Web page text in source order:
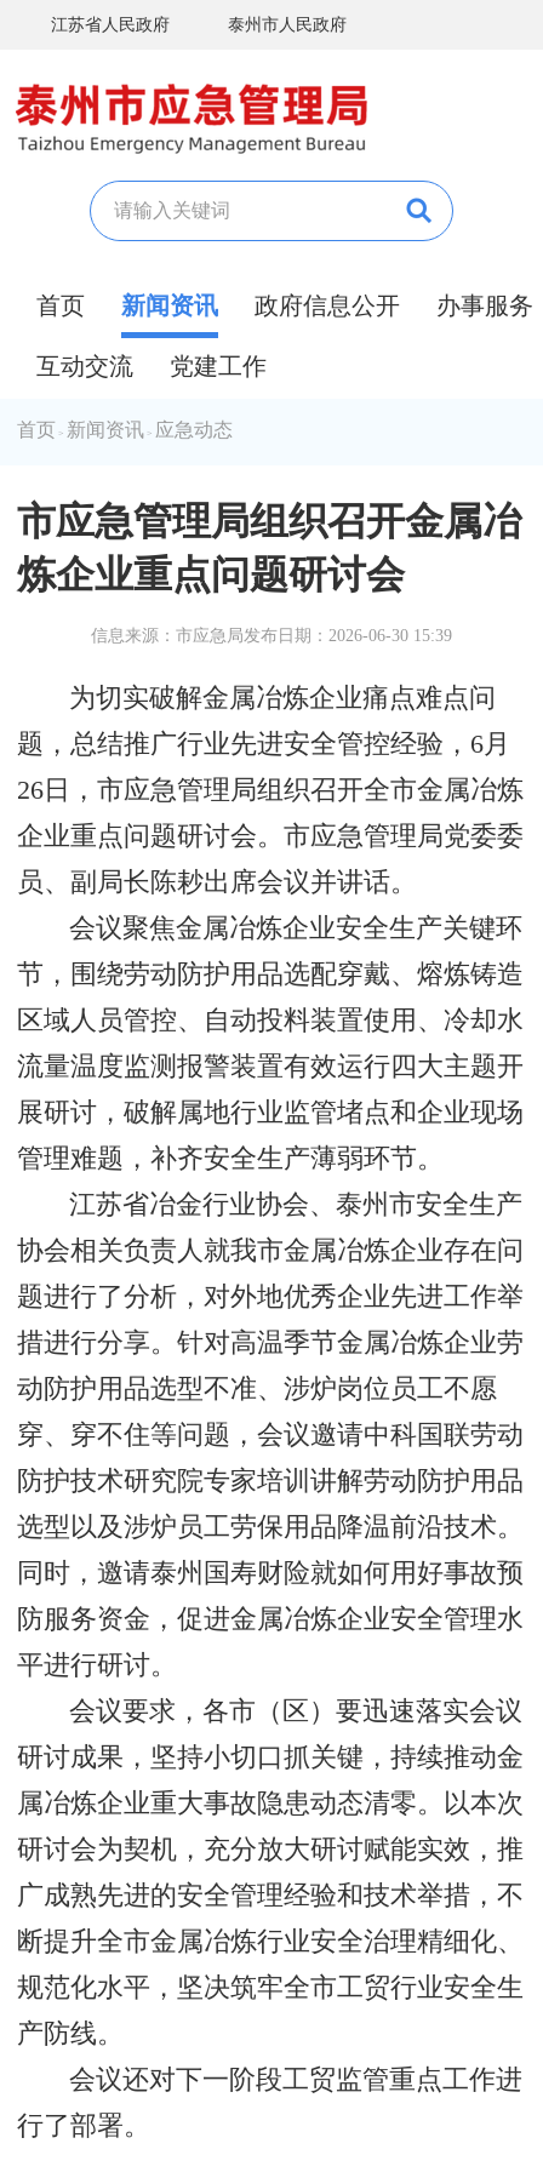
江苏省人民政府 泰州市人民政府
首页 新闻资讯 政府信息公开 办事服务
互动交流 党建工作
首页 > 新闻资讯 > 应急动态
市应急管理局组织召开金属冶
炼企业重点问题研讨会
信息来源：市应急局发布日期：2026-06-30 15:39
为切实破解金属冶炼企业痛点难点问
题，总结推广行业先进安全管控经验，6月
26日，市应急管理局组织召开全市金属冶炼
企业重点问题研讨会。市应急管理局党委委
员、副局长陈耖出席会议并讲话。
会议聚焦金属冶炼企业安全生产关键环
节，围绕劳动防护用品选配穿戴、熔炼铸造
区域人员管控、自动投料装置使用、冷却水
流量温度监测报警装置有效运行四大主题开
展研讨，破解属地行业监管堵点和企业现场
管理难题，补齐安全生产薄弱环节。
江苏省冶金行业协会、泰州市安全生产
协会相关负责人就我市金属冶炼企业存在问
题进行了分析，对外地优秀企业先进工作举
措进行分享。针对高温季节金属冶炼企业劳
动防护用品选型不准、涉炉岗位员工不愿
穿、穿不住等问题，会议邀请中科国联劳动
防护技术研究院专家培训讲解劳动防护用品
选型以及涉炉员工劳保用品降温前沿技术。
同时，邀请泰州国寿财险就如何用好事故预
防服务资金，促进金属冶炼企业安全管理水
平进行研讨。
会议要求，各市（区）要迅速落实会议
研讨成果，坚持小切口抓关键，持续推动金
属冶炼企业重大事故隐患动态清零。以本次
研讨会为契机，充分放大研讨赋能实效，推
广成熟先进的安全管理经验和技术举措，不
断提升全市金属冶炼行业安全治理精细化、
规范化水平，坚决筑牢全市工贸行业安全生
产防线。
会议还对下一阶段工贸监管重点工作进
行了部署。